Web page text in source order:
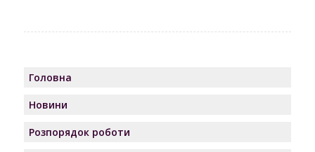
Головна
Новини
Розпорядок роботи